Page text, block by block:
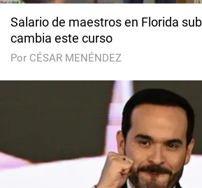
Salario de maestros en Florida
cambia este curso
Por CÉSAR MENÉNDEZ